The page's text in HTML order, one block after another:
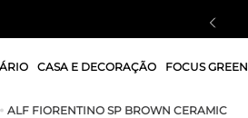
CASA E DECORAÇÃO FOCUS GREEN
ALF FIORENTINO SP BROWN CERAMIC